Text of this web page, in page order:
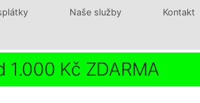
Naše služby Kontakt
1.000 Kč ZDARMA